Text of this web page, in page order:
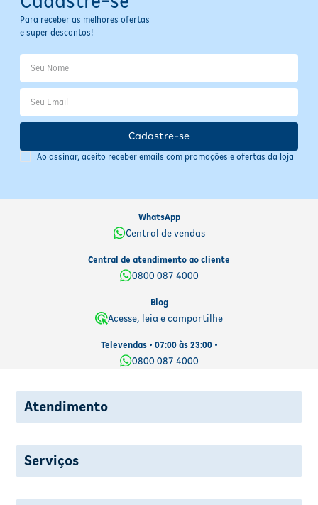
Armazene o produto em local fresco e seco, longe da luz direta.
Verifique a validade na embalagem antes do uso. Produto
segurança e qualidade para o seu cuidado íntimo.
Para receber as melhores ofertas
e super descontos!
Ao assinar, aceito receber emails com promoções e ofertas da loja
Cadastre-se
WhatsApp
Central de vendas
Central de atendimento ao cliente
0800 087 4000
Blog
Acesse, leia e compartilhe
Televendas • 07:00 às 23:00 •
0800 087 4000
Atendimento
Serviços